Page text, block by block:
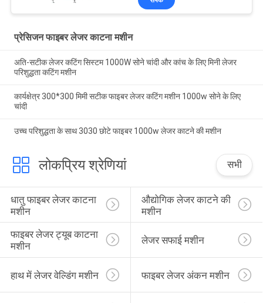
प्रेसिजन फाइबर लेजर काटना मशीन
अति-सटीक लेजर कटिंग सिस्टम 1000W सोने चांदी और कांच के लिए मिनी लेजर
परिशुद्धता कटिंग मशीन
कार्यक्षेत्र 300*300 मिमी सटीक फाइबर लेजर कटिंग मशीन 1000w सोने के लिए
चांदी
उच्च परिशुद्धता के साथ 3030 छोटे फाइबर 1000w लेजर काटने की मशीन
लोकप्रिय श्रेणियां सभी
धातु फाइबर लेजर काटना
मशीन
औद्योगिक लेजर काटने की
मशीन
फाइबर लेजर ट्यूब काटना
मशीन
लेजर सफाई मशीन
हाथ में लेजर वेल्डिंग मशीन फाइबर लेजर अंकन मशीन